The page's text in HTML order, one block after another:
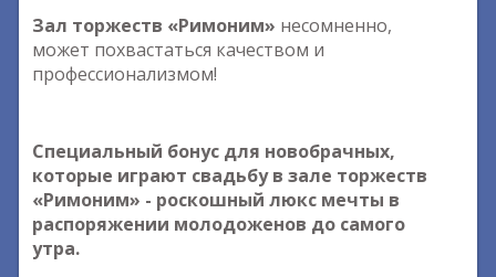
Зал торжеств «Римоним» несомненно,
может похвастаться качеством и
профессионализмом!
Специальный бонус для новобрачных,
которые играют свадьбу в зале торжеств
«Римоним» - роскошный люкс мечты в
распоряжении молодоженов до самого
утра.